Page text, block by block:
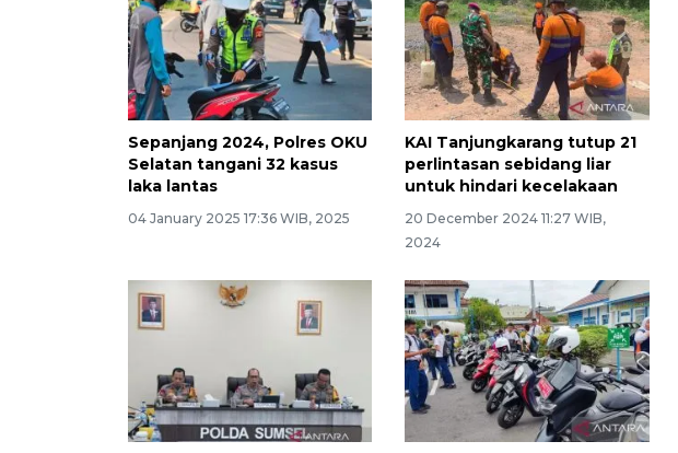
Sepanjang 2024, Polres OKU
Selatan tangani 32 kasus
laka lantas
04 January 2025 17:36 WIB, 2025
KAI Tanjungkarang tutup 21
perlintasan sebidang liar
untuk hindari kecelakaan
20 December 2024 11:27 WIB,
2024